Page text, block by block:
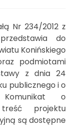
Nr 234/2012 z
do
Konińskiego
podmiotami
z dnia 24
publicznego i o
o
projektu
są dostępne